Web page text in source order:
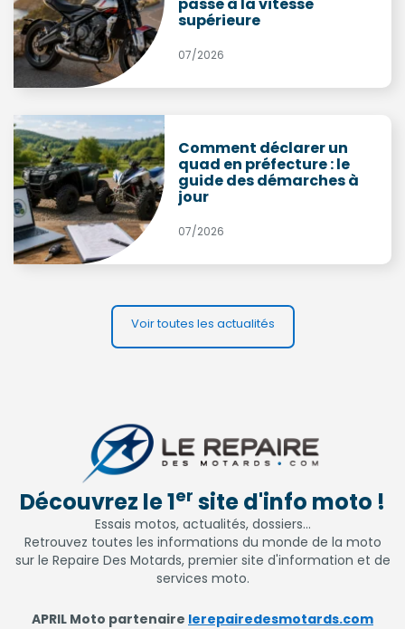
supérieure
07/2026
Comment déclarer un
quad en préfecture : le
guide des démarches à
jour
07/2026
Voir toutes les actualités
Découvrez le 1er site d'info moto !
Essais motos, actualités, dossiers...
Retrouvez toutes les informations du monde de la moto
sur le Repaire Des Motards, premier site d'information et de
services moto.
APRIL Moto partenaire lerepairedesmotards.com